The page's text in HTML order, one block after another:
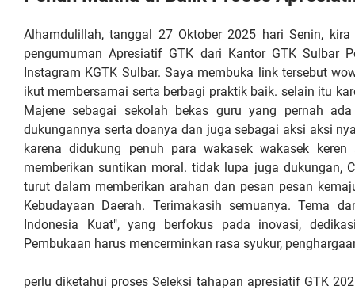
Alhamdulillah, tanggal 27 Oktober 2025 hari Senin,
pengumuman Apresiatif GTK dari Kantor GTK Sulbar
Instagram KGTK Sulbar. Saya membuka link tersebut
ikut membersamai serta berbagi praktik baik. selain itu
Majene sebagai sekolah bekas guru yang pernah
dukungannya serta doanya dan juga sebagai aksi aksi
karena didukung penuh para wakasek wakasek
memberikan suntikan moral. tidak lupa juga dukungan,
turut dalam memberikan arahan dan pesan pesan
Kebudayaan Daerah. Terimakasih semuanya. Tema
Indonesia Kuat", yang berfokus pada inovasi,
Pembukaan harus mencerminkan rasa syukur,
perlu diketahui proses Seleksi tahapan apresiatif GTK